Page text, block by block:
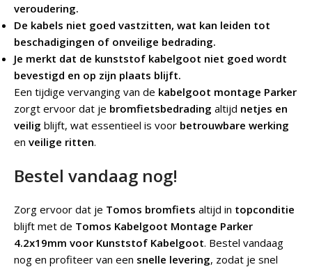
veroudering.
De kabels niet goed vastzitten, wat kan leiden tot
beschadigingen of onveilige bedrading.
Je merkt dat de kunststof kabelgoot niet goed wordt
bevestigd en op zijn plaats blijft.
Een tijdige vervanging van de kabelgoot montage Parker
zorgt ervoor dat je bromfietsbedrading altijd netjes en
veilig blijft, wat essentieel is voor betrouwbare werking
en veilige ritten.
Bestel vandaag nog!
Zorg ervoor dat je Tomos bromfiets altijd in topconditie
blijft met de Tomos Kabelgoot Montage Parker
4.2x19mm voor Kunststof Kabelgoot. Bestel vandaag
nog en profiteer van een snelle levering, zodat je snel